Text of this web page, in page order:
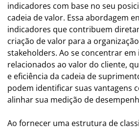
indicadores com base no seu
cadeia de valor. Essa abordagem
indicadores que contribuem
criação de valor para a
stakeholders. Ao se concentrar em
relacionados ao valor do cliente,
e eficiência da cadeia de
podem identificar suas vantagens
alinhar sua medição de
Ao fornecer uma estrutura de